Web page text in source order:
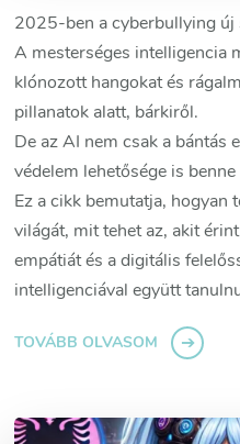
2025-ben a cyberbullying új
A mesterséges intelligencia
klónozott hangokat és
pillanatok alatt, bárkiről.
De az AI nem csak a bántás
védelem lehetősége is
Ez a cikk bemutatja, hogyan
világát, mit tehet az, akit
empátiát és a digitális
intelligenciával együtt
TOVÁBB OLVASOM